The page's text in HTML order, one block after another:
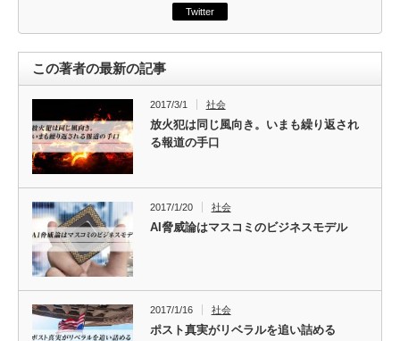
Twitter
この著者の最新の記事
2017/3/1 社会
放火犯は同じ風向き。いまも繰り返され
る報道の手口
2017/1/20 社会
AI脅威論はマスコミのビジネスモデル
2017/1/16 社会
ポスト真実がリベラルを追い詰める